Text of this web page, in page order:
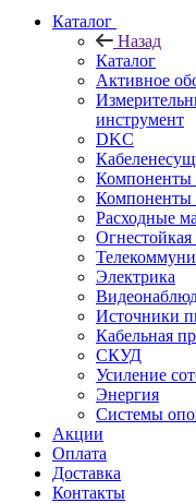
Каталог
Назад
Каталог
Активное
инструмент
DKC
Компоненты
Расходные
Электрика
Источники
Кабельная
СКУД
Усиление
Энергия
Системы
Акции
Оплата
Доставка
Контакты